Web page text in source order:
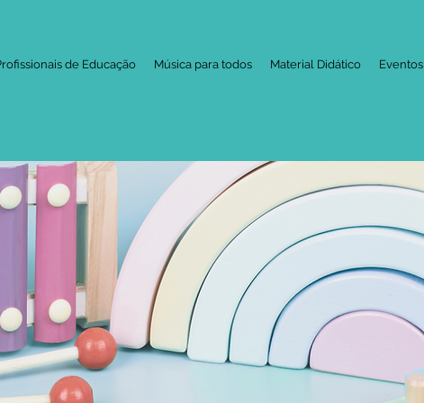
de Educação Música para todos Material Didático Eventos